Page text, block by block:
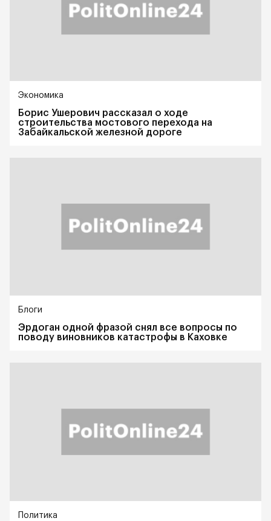
Экономика
Борис Ушерович рассказал о ходе
строительства мостового перехода на
Забайкальской железной дороге
Блоги
Эрдоган одной фразой снял все вопросы по
поводу виновников катастрофы в Каховке
Политика